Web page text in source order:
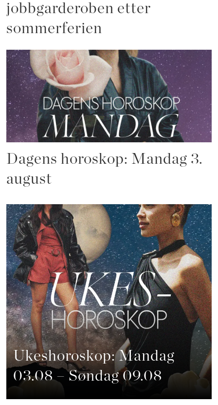
jobbgarderoben etter
sommerferien
Dagens horoskop: Mandag 3.
august
Ukeshoroskop: Mandag
03.08 – Søndag 09.08